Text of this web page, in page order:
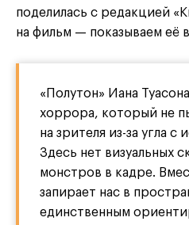
поделилась с редакцией
на фильм — показываем её
«Полутон» Иана
хоррора, который не
на зрителя из-за угла
Здесь нет визуальных
монстров в кадре.
запирает нас в
единственным